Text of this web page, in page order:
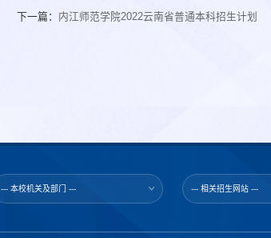
下一篇： 内江师范学院2022云南省普通本科招生计划
--- 本校机关及部门 --- --- 相关招生网站 ---